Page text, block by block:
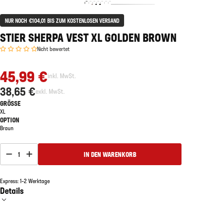
NUR NOCH €104,01 BIS ZUM KOSTENLOSEN VERSAND
STIER SHERPA VEST XL GOLDEN BROWN
Nicht bewertet
45,99 €inkl. MwSt.
38,65 €exkl. MwSt.
GRÖSSE
XL
OPTION
Braun
1 IN DEN WARENKORB
Express: 1–2 Werktage
Details